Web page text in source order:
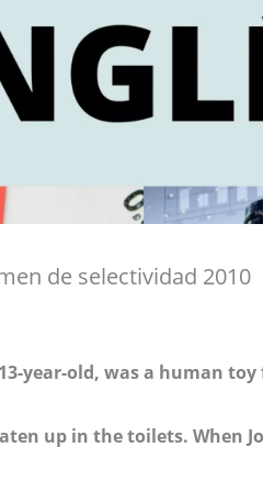
de selectividad 2010
year-old, was a human
up in the toilets. When